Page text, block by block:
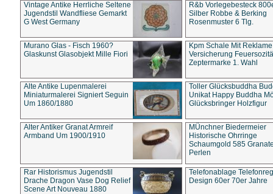
Vintage Antike Herrliche Seltene
Jugendstil Wandfliese Gemarkt
G West Germany
R&b Vorlegebesteck
Silber Robbe & Berking
Rosenmuster 6 Tlg.
Murano Glas - Fisch 1960?
Glaskunst Glasobjekt Mille Fiori
Kpm Schale Mit Reklame
Versicherung
Zeptermarke 1. Wahl
Alte Antike Lupenmalerei
Miniaturmalerei Signiert Seguin
Um 1860/1880
Toller Glücksbuddha
Unikat Happy Buddha
Glücksbringer Holzfigur
Alter Antiker Granat Armreif
Armband Um 1900/1910
MÜnchner Biedermeier
Historische Ohrringe
Schaumgold 585
Perlen
Rar Historismus Jugendstil
Drache Dragon Vase Dog Relief
Scene Art Nouveau 1880
Telefonablage
Design 60er 70er Jahre